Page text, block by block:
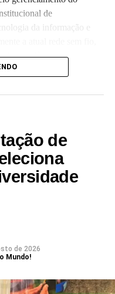
de
da informação e
acadêmicas e
de
de 2026
Mundo!